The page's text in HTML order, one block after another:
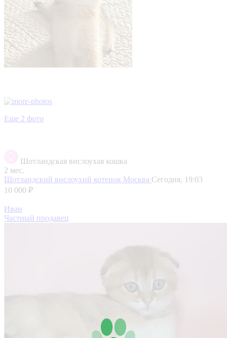
Еще 2 фото
Шотландская вислоухая кошка
2 мес.
Шотландский вислоухий котенок Москва Сегодня, 19:03
10 000 ₽
Иван
Частный продавец